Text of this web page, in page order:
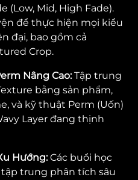
(Low, Mid, High Fade).
để thực hiện mọi kiểu
đại, bao gồm cả
Crop.
Nâng Cao:Tập trung
bằng sản phẩm,
và kỹ thuật Perm (Uốn)
Layer đang thịnh
Hướng:Các buổi học
trung phân tích sâu